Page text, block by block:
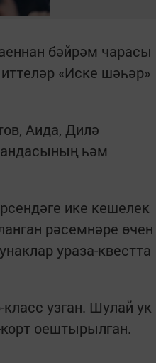
бәйрәм чарасы
«Иске шәһәр»
Аида, Дилә
һәм
ике кешелек
рәсемнәре өчен
ураза-квестта
узган. Шулай ук
оештырылган.